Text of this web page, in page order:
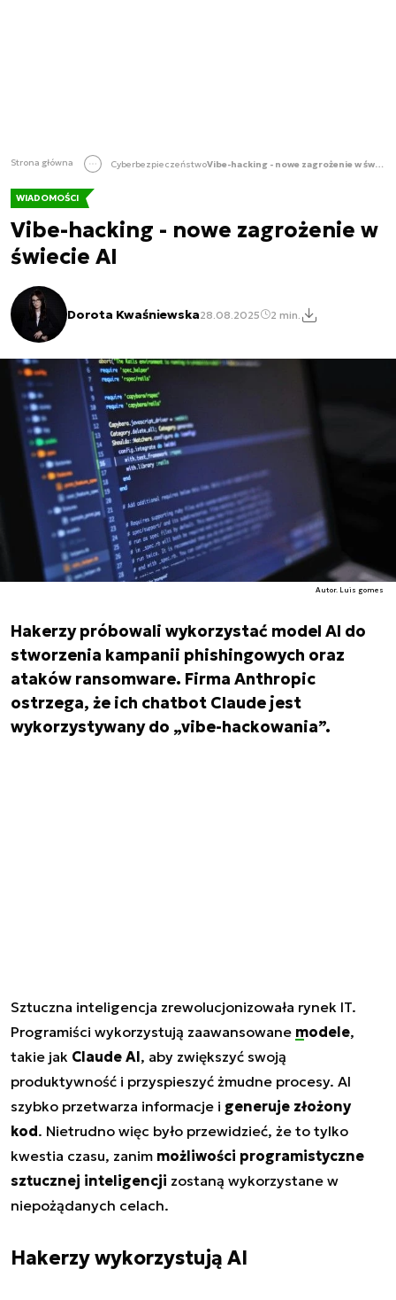
Strona główna Cyberbezpieczeństwo Vibe-hacking - nowe zagrożenie w świecie AI
WIADOMOŚCI
Vibe-hacking - nowe zagrożenie w
świecie AI
Dorota Kwaśniewska28.08.2025 2 min.
Autor. Luis gomes
Hakerzy próbowali wykorzystać model AI do
stworzenia kampanii phishingowych oraz
ataków ransomware. Firma Anthropic
ostrzega, że ich chatbot Claude jest
wykorzystywany do „vibe-hackowania”.
Sztuczna inteligencja zrewolucjonizowała rynek IT.
Programiści wykorzystują zaawansowane modele,
takie jak Claude AI, aby zwiększyć swoją
produktywność i przyspieszyć żmudne procesy. AI
szybko przetwarza informacje i generuje złożony
kod. Nietrudno więc było przewidzieć, że to tylko
kwestia czasu, zanim możliwości programistyczne
sztucznej inteligencji zostaną wykorzystane w
niepożądanych celach.
Hakerzy wykorzystują AI